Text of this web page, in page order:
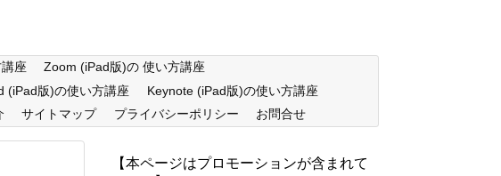
座
Zoom (iPad版)の 使い方講座
(iPad版)の使い方講座
Keynote (iPad版)の使い方講座
サイトマップ プライバシーポリシー お問合せ
【本ページはプロモーションが含まれて